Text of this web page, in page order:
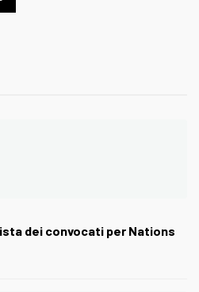
dei convocati per Nations